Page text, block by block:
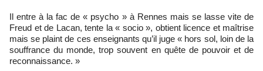
Il entre à la fac de « psycho » à Rennes mais se lasse vite de
Freud et de Lacan, tente la « socio », obtient licence et maîtrise
mais se plaint de ces enseignants qu’il juge « hors sol, loin de la
souffrance du monde, trop souvent en quête de pouvoir et de
reconnaissance. »